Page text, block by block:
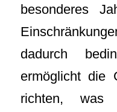
besonderes
dadurch
ermöglicht die
richten, was